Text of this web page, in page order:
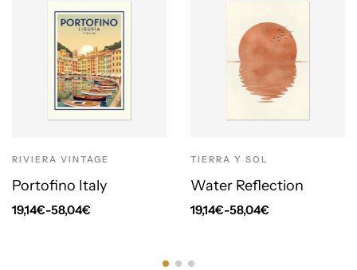
RIVIERA VINTAGE
Portofino Italy
19,14€-58,04€
TIERRA Y SOL
Water Reflection
19,14€-58,04€